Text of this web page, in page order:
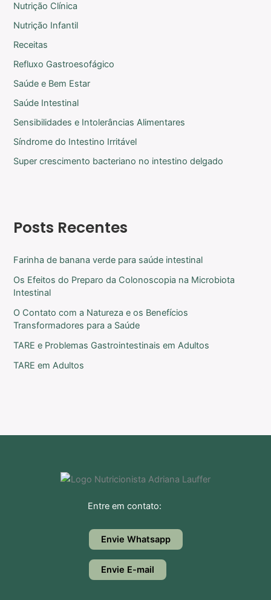
Nutrição Clínica
Nutrição Infantil
Receitas
Refluxo Gastroesofágico
Saúde e Bem Estar
Saúde Intestinal
Sensibilidades e Intolerâncias Alimentares
Síndrome do Intestino Irritável
Super crescimento bacteriano no intestino delgado
Posts Recentes
Farinha de banana verde para saúde intestinal
Os Efeitos do Preparo da Colonoscopia na Microbiota
Intestinal
O Contato com a Natureza e os Benefícios
Transformadores para a Saúde
TARE e Problemas Gastrointestinais em Adultos
TARE em Adultos
Entre em contato:
Envie Whatsapp
Envie E-mail